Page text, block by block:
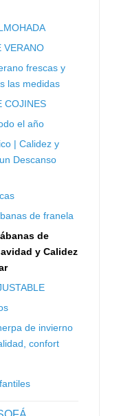
VERANO
frescas y
las medidas
COJINES
el año
| Calidez y
Descanso
de franela
de
y Calidez
de invierno
confort